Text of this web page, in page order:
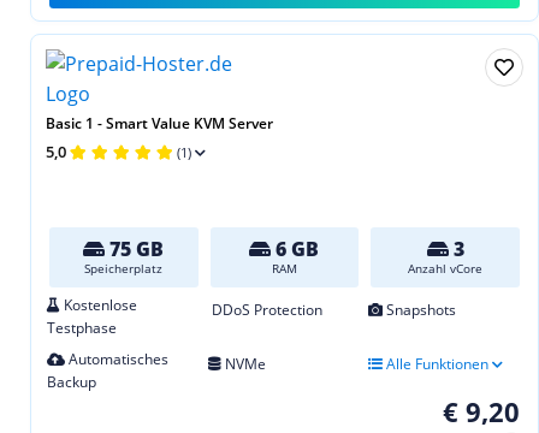
Basic 1 - Smart Value KVM Server
5,0 (1)
75 GB
Speicherplatz
6 GB
RAM
3
Anzahl vCore
Kostenlose
Testphase
DDoS Protection Snapshots
Automatisches
Backup
NVMe Alle Funktionen
€ 9,20